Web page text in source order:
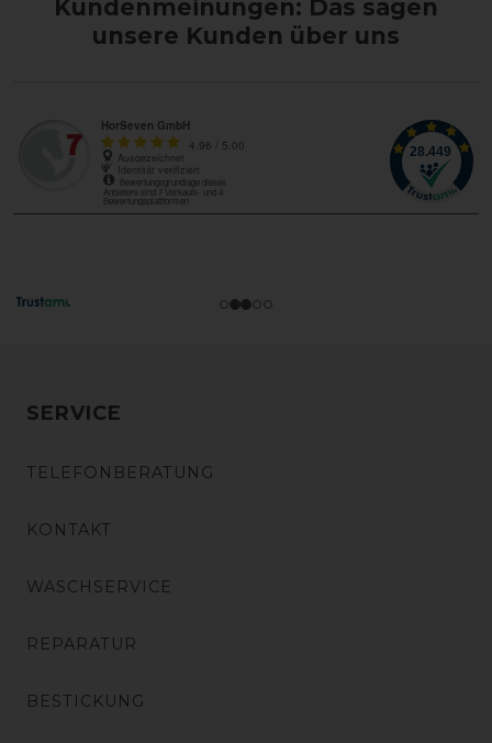
Kundenmeinungen: Das sagen
unsere Kunden über uns
SERVICE
TELEFONBERATUNG
KONTAKT
WASCHSERVICE
REPARATUR
BESTICKUNG